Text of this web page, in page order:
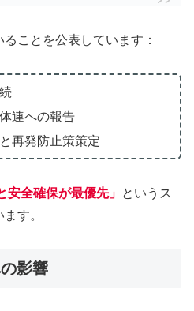
ことを公表しています：
連への報告
再発防止策策定
安全確保が最優先」 というス
す。
影響